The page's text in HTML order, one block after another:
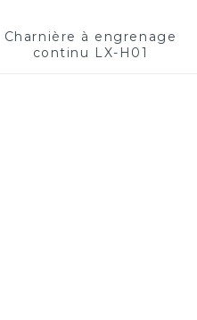
Charnière à engrenage
continu LX-H01